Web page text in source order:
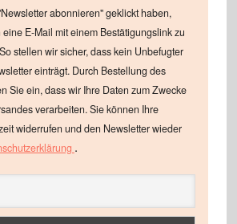
abonnieren" geklickt haben,
E-Mail mit einem Bestätigungslink zu
stellen wir sicher, dass kein Unbefugter
einträgt. Durch Bestellung des
Sie ein, dass wir Ihre Daten zum Zwecke
verarbeiten. Sie können Ihre
widerrufen und den Newsletter wieder
.